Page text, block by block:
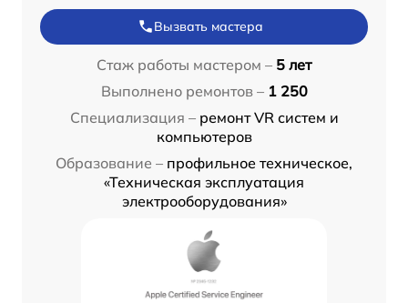
Вызвать мастера
Стаж работы мастером – 5 лет
Выполнено ремонтов – 1 250
Специализация – ремонт VR систем и
компьютеров
Образование – профильное техническое,
«Техническая эксплуатация
электрооборудования»